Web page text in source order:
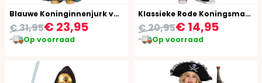
Blauwe Koninginnenjurk voor Meisjes
€ 23,95
€ 31,95
Op voorraad
Klassieke Rode Koningsmantel Kind
€ 14,95
€ 20,95
Op voorraad